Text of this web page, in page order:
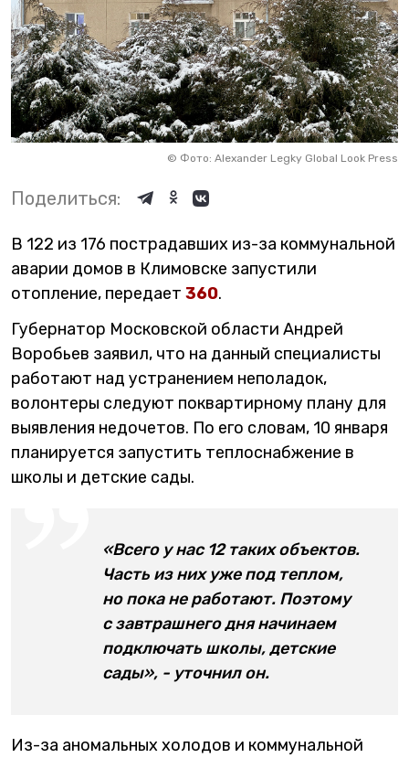
© Фото: Alexander Legky Global Look Press
Поделиться:
В 122 из 176 пострадавших из-за коммунальной
аварии домов в Климовске запустили
отопление, передает 360.
Губернатор Московской области Андрей
Воробьев заявил, что на данный специалисты
работают над устранением неполадок,
волонтеры следуют поквартирному плану для
выявления недочетов. По его словам, 10 января
планируется запустить теплоснабжение в
школы и детские сады.
«Всего у нас 12 таких объектов.
Часть из них уже под теплом,
но пока не работают. Поэтому
с завтрашнего дня начинаем
подключать школы, детские
сады», - уточнил он.
Из-за аномальных холодов и коммунальной